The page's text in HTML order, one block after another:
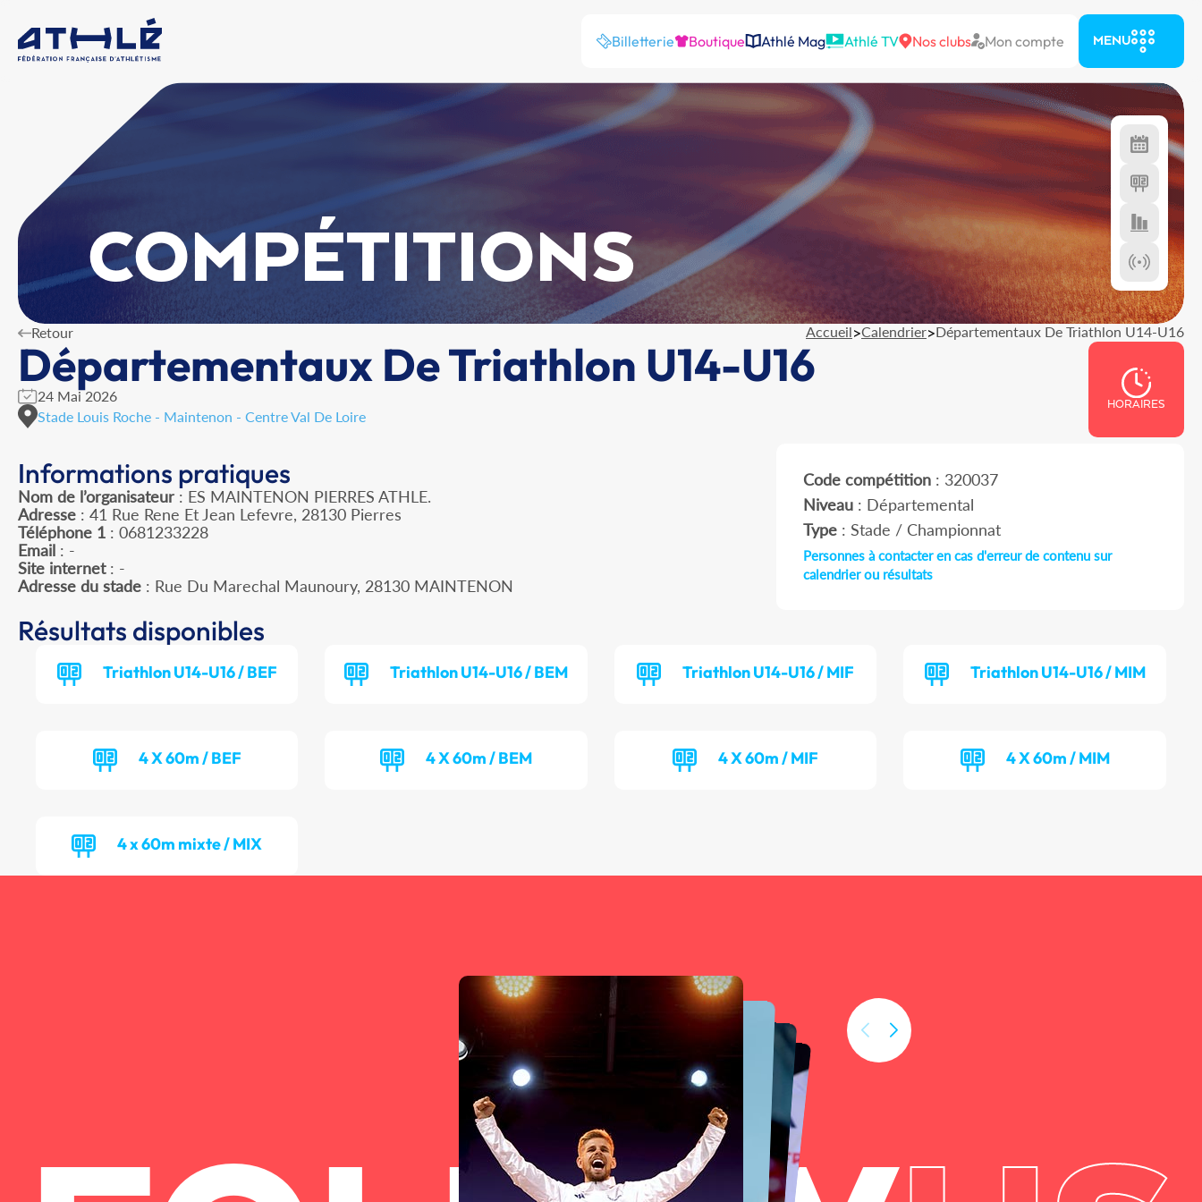
Billetterie Boutique Athlé Mag Athlé TV Nos clubs Mon compte MENU
COMPÉTITIONS
Retour Accueil>Calendrier>Départementaux De Triathlon U14-U16
Départementaux De Triathlon U14-U16
24 Mai 2026
Stade Louis Roche - Maintenon - Centre Val De Loire
HORAIRES
Informations pratiques
Nom de l’organisateur : ES MAINTENON PIERRES ATHLE.
Adresse : 41 Rue Rene Et Jean Lefevre, 28130 Pierres
Téléphone 1 : 0681233228
Email : -
Site internet: -
Adresse du stade : Rue Du Marechal Maunoury, 28130 MAINTENON
Code compétition: 320037
Niveau: Départemental
Type: Stade / Championnat
Personnes à contacter en cas d'erreur de contenu sur
calendrier ou résultats
Résultats disponibles
Triathlon U14-U16 / BEF Triathlon U14-U16 / BEM Triathlon U14-U16 / MIF Triathlon U14-U16 / MIM
4 X 60m / BEF 4 X 60m / BEM 4 X 60m / MIF 4 X 60m / MIM
4 x 60m mixte / MIX